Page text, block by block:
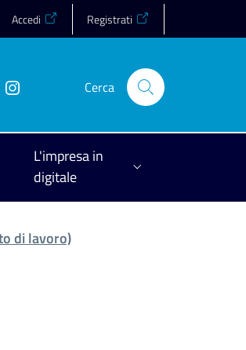
Accedi Registrati
Cerca
L'impresa in
digitale
di lavoro)